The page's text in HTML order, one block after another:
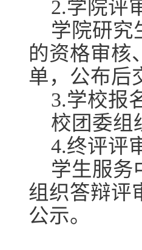
2.学院评
学院研究
的资格审核
单，公布后
3.学校报
校团委组
4.终评评
学生服务
组织答辩评
公示。